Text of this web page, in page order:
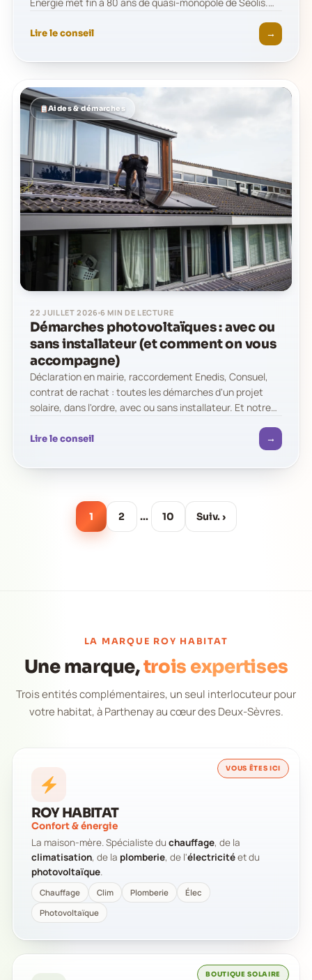
Lire le conseil →
Aides & démarches
22 JUILLET 2026 6 MIN DE LECTURE
Démarches photovoltaïques : avec ou
sans installateur (et comment on vous
accompagne)
Déclaration en mairie, raccordement Enedis, Consuel,
contrat de rachat : toutes les démarches d'un projet
solaire, dans l'ordre, avec ou sans installateur. Et notre
Lire le conseil →
1 2 … 10 Suiv. ›
LA MARQUE ROY HABITAT
Une marque,trois expertises
Trois entités complémentaires, un seul interlocuteur pour
votre habitat, à Parthenay au cœur des Deux-Sèvres.
VOUS ÊTES ICI
ROY HABITAT
Confort & énergie
La maison-mère. Spécialiste du chauffage, de la
climatisation, de la plomberie, de l'électricitéet du
photovoltaïque.
Chauffage Clim Plomberie
Élec
Photovoltaïque
BOUTIQUE SOLAIRE